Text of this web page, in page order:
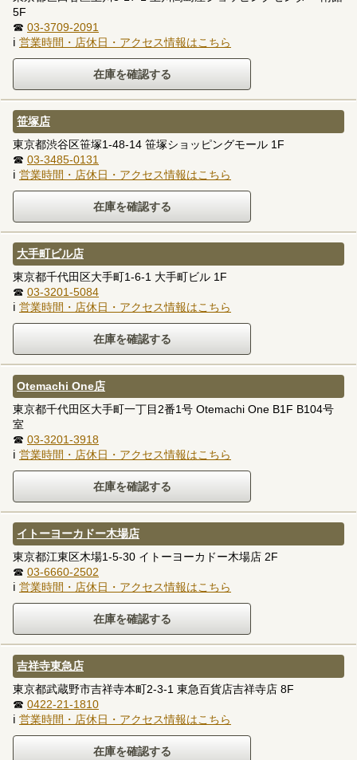
5F
☎ 03-3709-2091
ℹ 営業時間・店休日・アクセス情報はこちら
笹塚店
東京都渋谷区笹塚1-48-14 笹塚ショッピングモール 1F
☎ 03-3485-0131
ℹ 営業時間・店休日・アクセス情報はこちら
大手町ビル店
東京都千代田区大手町1-6-1 大手町ビル 1F
☎ 03-3201-5084
ℹ 営業時間・店休日・アクセス情報はこちら
Otemachi One店
東京都千代田区大手町一丁目2番1号 Otemachi One B1F B104号
室
☎ 03-3201-3918
ℹ 営業時間・店休日・アクセス情報はこちら
イトーヨーカドー木場店
東京都江東区木場1-5-30 イトーヨーカドー木場店 2F
☎ 03-6660-2502
ℹ 営業時間・店休日・アクセス情報はこちら
吉祥寺東急店
東京都武蔵野市吉祥寺本町2-3-1 東急百貨店吉祥寺店 8F
☎ 0422-21-1810
ℹ 営業時間・店休日・アクセス情報はこちら